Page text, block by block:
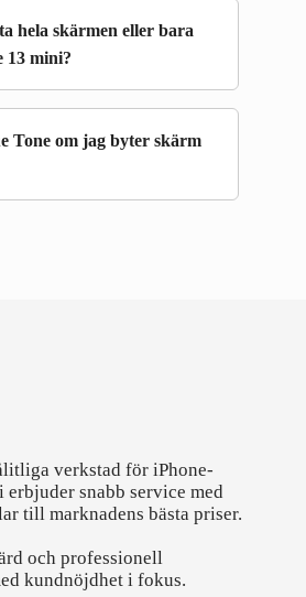
hela skärmen eller bara
13 mini?
Tone om jag byter skärm
verkstad för iPhone-
snabb service med
till marknadens bästa priser.
och professionell
kundnöjdhet i fokus.